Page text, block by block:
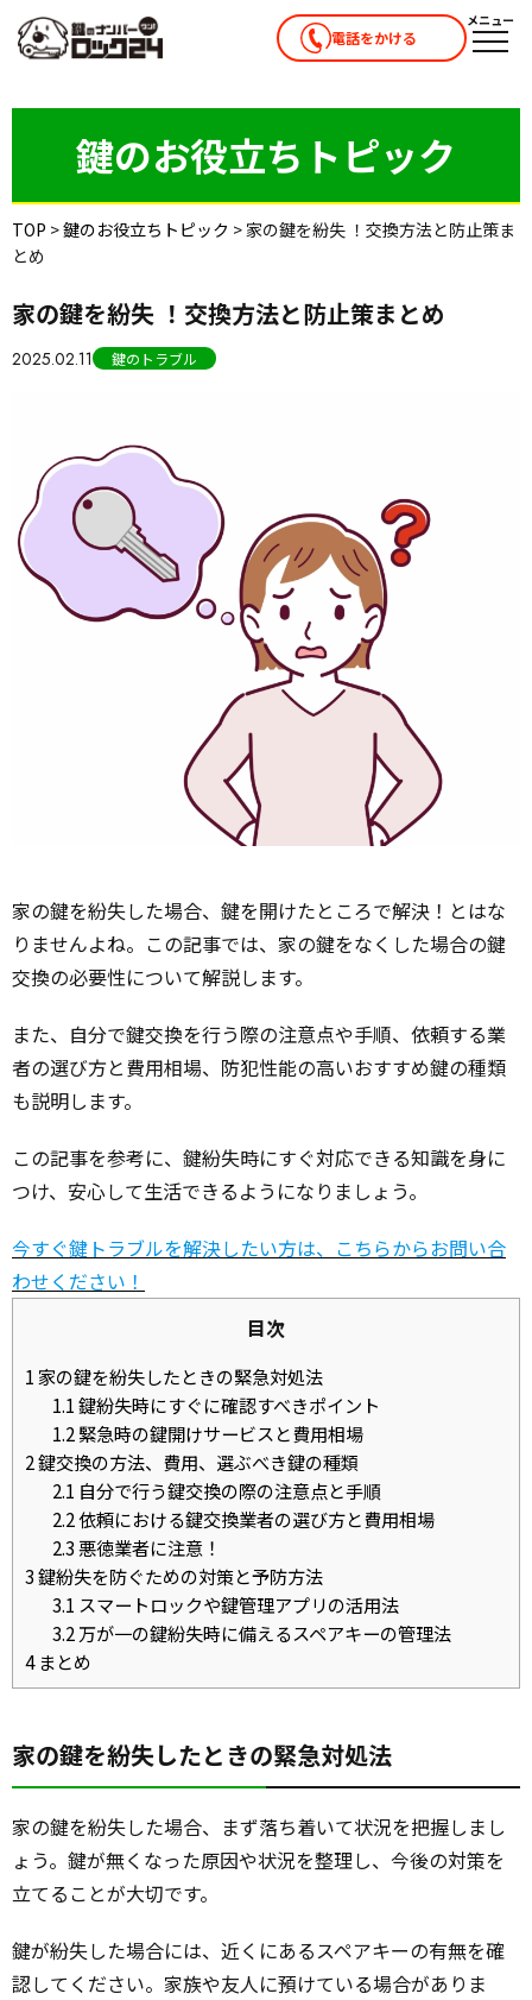
電話をかける
メニュー
メニ
鍵のお役立ちトピック
TOP >鍵のお役立ちトピック >家の鍵を紛失 ！交換方法と防止策ま
とめ
家の鍵を紛失 ！交換方法と防止策まとめ
2025.02.11 鍵のトラブル
家の鍵を紛失した場合、鍵を開けたところで解決！とはな
りませんよね。この記事では、家の鍵をなくした場合の鍵
交換の必要性について解説します。
また、自分で鍵交換を行う際の注意点や手順、依頼する業
者の選び方と費用相場、防犯性能の高いおすすめ鍵の種類
も説明します。
この記事を参考に、鍵紛失時にすぐ対応できる知識を身に
つけ、安心して生活できるようになりましょう。
今すぐ鍵トラブルを解決したい方は、こちらからお問い合
わせください！
目次
1 家の鍵を紛失したときの緊急対処法
1.1鍵紛失時にすぐに確認すべきポイント
1.2緊急時の鍵開けサービスと費用相場
2鍵交換の方法、費用、選ぶべき鍵の種類
2.1 自分で行う鍵交換の際の注意点と手順
2.2依頼における鍵交換業者の選び方と費用相場
2.3悪徳業者に注意！
3鍵紛失を防ぐための対策と予防方法
3.1 スマートロックや鍵管理アプリの活用法
3.2万が一の鍵紛失時に備えるスペアキーの管理法
4まとめ
家の鍵を紛失したときの緊急対処法
家の鍵を紛失した場合、まず落ち着いて状況を把握しまし
ょう。鍵が無くなった原因や状況を整理し、今後の対策を
立てることが大切です。
鍵が紛失した場合には、近くにあるスペアキーの有無を確
認してください。家族や友人に預けている場合がありま